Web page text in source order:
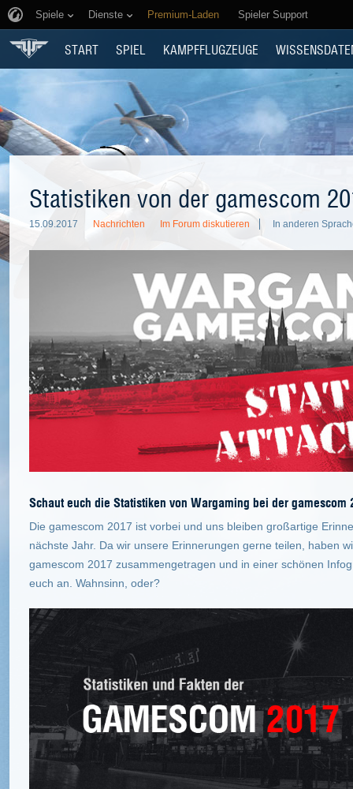
Spiele Dienste Premium-Laden Spieler Support
START SPIEL KAMPFFLUGZEUGE
Statistiken von der gamescom
15.09.2017 Nachrichten Im Forum diskutieren In anderen
Schaut euch die Statistiken von Wargaming bei der gamescom
Die gamescom 2017 ist vorbei und uns bleiben großartige
nächste Jahr. Da wir unsere Erinnerungen gerne teilen, haben
gamescom 2017 zusammengetragen und in einer schönen
euch an. Wahnsinn, oder?